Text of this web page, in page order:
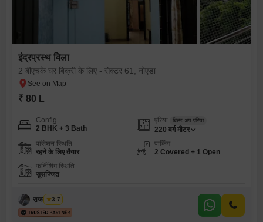
इंद्रप्रस्थ विला
2 बीएचके घर बिक्री के लिए - सेक्टर 61, नोएडा
₹ 80 L
Config
2 BHK + 3 Bath
एरिया बिल्ट-अप एरिया
220 वर्ग मीटर
पॉसेशन स्थिति
रहने के लिए तैयार
पार्किंग
2 Covered + 1 Open
फर्निशिंग स्थिति
सुसज्जित
राजवीर सिंघ
3.7